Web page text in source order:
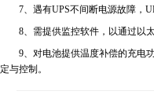
7、遇有UPS不间断电源故障，
8、需提供监控软件，以通过以太
9、对电池提供温度补偿的充电功
定与控制。